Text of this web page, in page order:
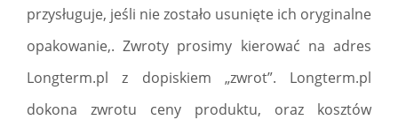
przysługuje, jeśli nie zostało usunięte ich oryginalne
opakowanie,. Zwroty prosimy kierować na adres
Longterm.pl z dopiskiem „zwrot”. Longterm.pl
dokona zwrotu ceny produktu, oraz kosztów